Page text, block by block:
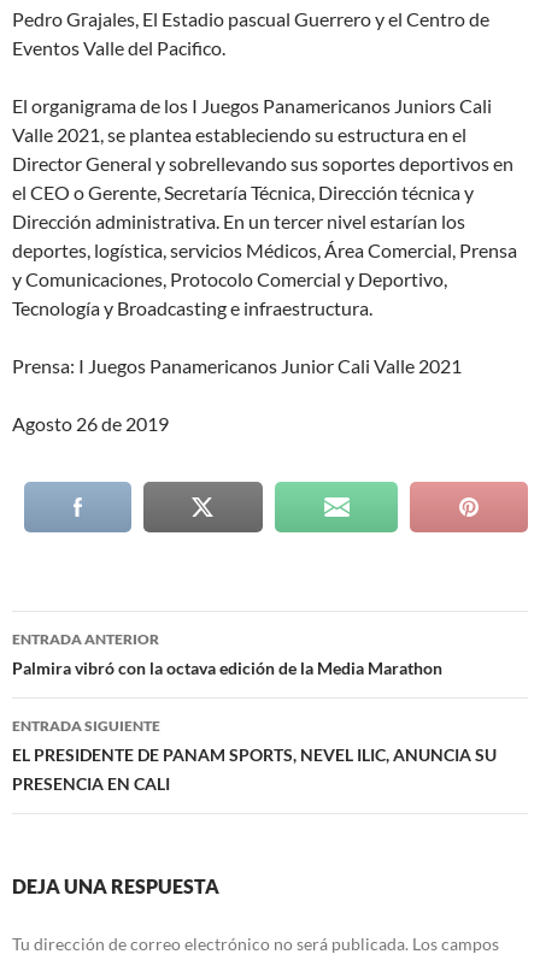
Pedro Grajales, El Estadio pascual Guerrero y el Centro de
Eventos Valle del Pacifico.
El organigrama de los I Juegos Panamericanos Juniors Cali
Valle 2021, se plantea estableciendo su estructura en el
Director General y sobrellevando sus soportes deportivos en
el CEO o Gerente, Secretaría Técnica, Dirección técnica y
Dirección administrativa. En un tercer nivel estarían los
deportes, logística, servicios Médicos, Área Comercial, Prensa
y Comunicaciones, Protocolo Comercial y Deportivo,
Tecnología y Broadcasting e infraestructura.
Prensa: I Juegos Panamericanos Junior Cali Valle 2021
Agosto 26 de 2019
Navegación
de
entradas
ENTRADA ANTERIOR
Palmira vibró con la octava edición de la Media Marathon
ENTRADA SIGUIENTE
EL PRESIDENTE DE PANAM SPORTS, NEVEL ILIC, ANUNCIA SU
PRESENCIA EN CALI
DEJA UNA RESPUESTA
Tu dirección de correo electrónico no será publicada. Los campos